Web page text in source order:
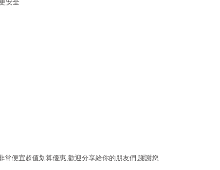
安全
常便宜超值划算優惠,歡迎分享給你的朋友們,謝謝您